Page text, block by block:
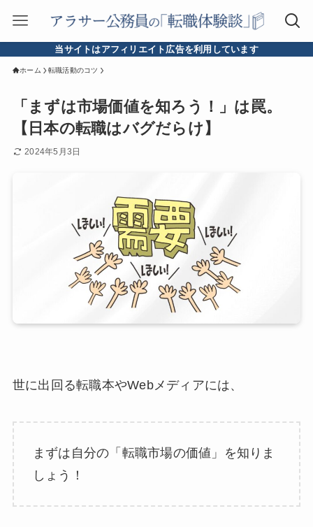
当サイトはアフィリエイト広告を利用しています
ホーム 転職活動のコツ
「まずは市場価値を知ろう！」は罠。
【日本の転職はバグだらけ】
2024年5月3日
世に出回る転職本やWebメディアには、
まずは自分の「転職市場の価値」を知りま
しょう！